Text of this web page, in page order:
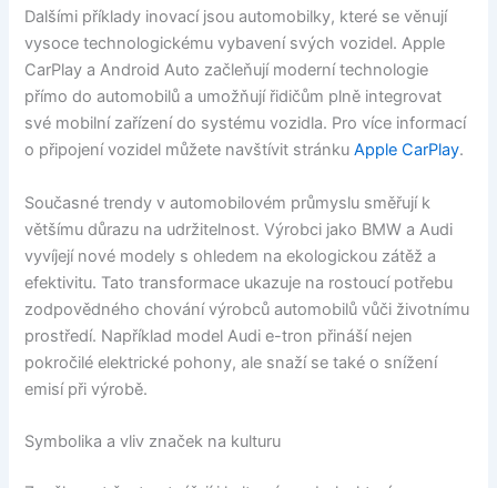
Dalšími příklady inovací jsou automobilky, které se věnují
vysoce technologickému vybavení svých vozidel. Apple
CarPlay a Android Auto začleňují moderní technologie
přímo do automobilů a umožňují řidičům plně integrovat
své mobilní zařízení do systému vozidla. Pro více informací
o připojení vozidel můžete navštívit stránkuApple CarPlay.
Současné trendy v automobilovém průmyslu směřují k
většímu důrazu na udržitelnost. Výrobci jako BMW a Audi
vyvíjejí nové modely s ohledem na ekologickou zátěž a
efektivitu. Tato transformace ukazuje na rostoucí potřebu
zodpovědného chování výrobců automobilů vůči životnímu
prostředí. Například model Audi e-tron přináší nejen
pokročilé elektrické pohony, ale snaží se také o snížení
emisí při výrobě.
Symbolika a vliv značek na kulturu